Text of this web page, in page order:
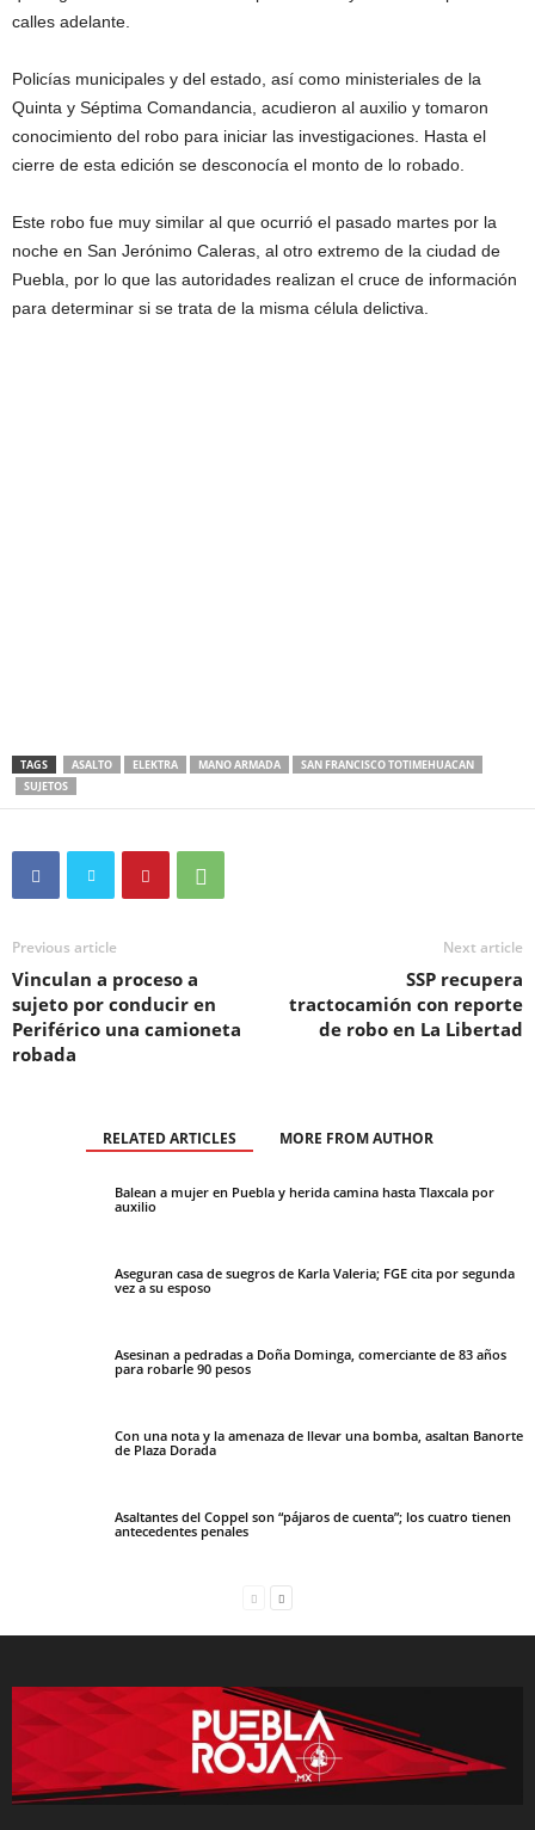
calles adelante.
Policías municipales y del estado, así como ministeriales de la
Quinta y Séptima Comandancia, acudieron al auxilio y tomaron
conocimiento del robo para iniciar las investigaciones. Hasta el
cierre de esta edición se desconocía el monto de lo robado.
Este robo fue muy similar al que ocurrió el pasado martes por la
noche en San Jerónimo Caleras, al otro extremo de la ciudad de
Puebla, por lo que las autoridades realizan el cruce de información
para determinar si se trata de la misma célula delictiva.
TAGS ASALTO ELEKTRA MANO ARMADA
SAN FRANCISCO TOTIMEHUACAN
SUJETOS
Previous article
Vinculan a proceso a
sujeto por conducir en
Periférico una camioneta
robada
Next article
SSP recupera
tractocamión con reporte
de robo en La Libertad
RELATED ARTICLES MORE FROM AUTHOR
Balean a mujer en Puebla y herida camina hasta Tlaxcala por
auxilio
Aseguran casa de suegros de Karla Valeria; FGE cita por segunda
vez a su esposo
Asesinan a pedradas a Doña Dominga, comerciante de 83 años
para robarle 90 pesos
Con una nota y la amenaza de llevar una bomba, asaltan Banorte
de Plaza Dorada
Asaltantes del Coppel son “pájaros de cuenta”; los cuatro tienen
antecedentes penales